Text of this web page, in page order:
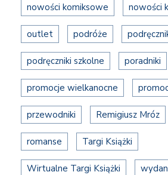
nowości komiksowe nowości
outlet podróże
podręczniki szkolne poradniki
promocje wielkanocne
przewodniki Remigiusz Mróz
romanse Targi Książki
Wirtualne Targi Książki